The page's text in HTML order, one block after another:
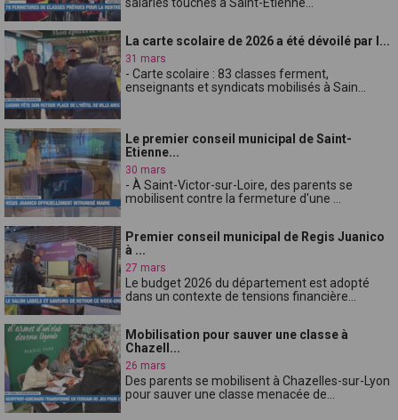
La carte scolaire de 2026 a été dévoilé par l...
31 mars
- Carte scolaire : 83 classes ferment,
enseignants et syndicats mobilisés à Sain...
Le premier conseil municipal de Saint-
Etienne...
30 mars
- À Saint-Victor-sur-Loire, des parents se
mobilisent contre la fermeture d'une ...
Premier conseil municipal de Regis Juanico
à ...
27 mars
Le budget 2026 du département est adopté
dans un contexte de tensions financière...
Mobilisation pour sauver une classe à
Chazell...
26 mars
Des parents se mobilisent à Chazelles-sur-Lyon
pour sauver une classe menacée de...